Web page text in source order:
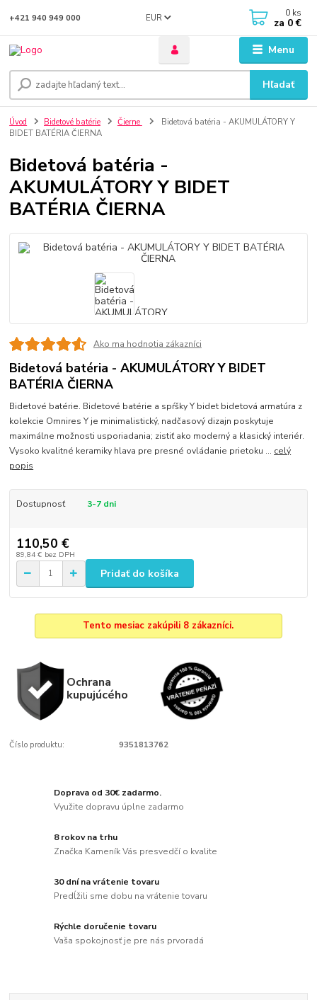
Menu
EUR
Hľadať
+421 940 949 000 0 ks
za 0 €
Úvod Bidetové batérie Čierne
Bidetová batéria - AKUMULÁTORY Y
BIDET BATÉRIA ČIERNA
Bidetová batéria -
AKUMULÁTORY Y BIDET
BATÉRIA ČIERNA
Ako ma hodnotia zákazníci
Bidetová batéria - AKUMULÁTORY Y BIDET
BATÉRIA ČIERNA
Bidetové batérie. Bidetové batérie a spŕšky Y bidet bidetová armatúra z
kolekcie Omnires Y je minimalistický, nadčasový dizajn poskytuje
maximálne možnosti usporiadania; zistiť ako moderný a klasický interiér.
Vysoko kvalitné keramiky hlava pre presné ovládanie prietoku ... celý
popis
Dostupnosť 3-7 dni
110,50 €
89,84 € bez DPH
Pridať do košíka
Tento mesiac zakúpili 8 zákazníci.
Ochrana
kupujúcého
Číslo produktu: 9351813762
Doprava od 30€ zadarmo.
Využite dopravu úplne zadarmo
8 rokov na trhu
Značka Kameník Vás presvedčí o kvalite
30 dní na vrátenie tovaru
Predĺžili sme dobu na vrátenie tovaru
Rýchle doručenie tovaru
Vaša spokojnosť je pre nás prvoradá